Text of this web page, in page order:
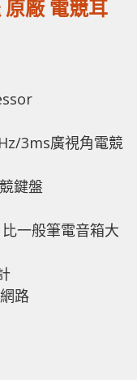
原廠 電競耳
3ms廣視角電競
鍵盤
一般筆電音箱大
路